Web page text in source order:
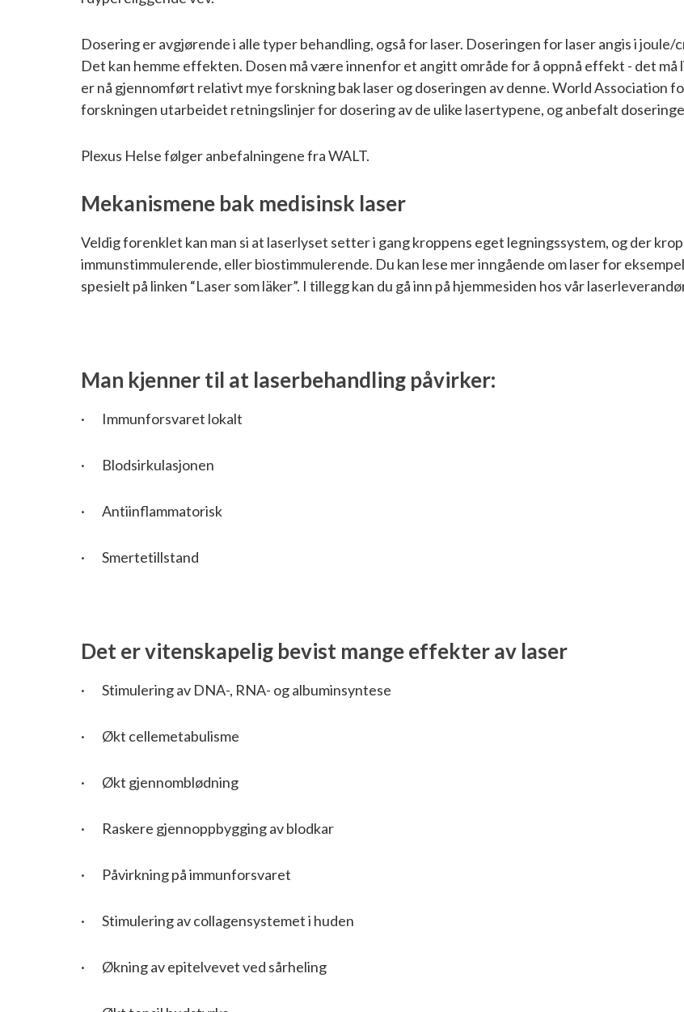
Dosering er avgjørende i alle typer behandling, også for laser. Doseringen for laser angis i joule/
Det kan hemme effekten. Dosen må være innenfor et angitt område for å oppnå effekt - det
er nå gjennomført relativt mye forskning bak laser og doseringen av denne. World Association
forskningen utarbeidet retningslinjer for dosering av de ulike lasertypene, og anbefalt
Plexus Helse følger anbefalningene fra WALT.
Mekanismene bak medisinsk laser
Veldig forenklet kan man si at laserlyset setter i gang kroppens eget legningssystem, og der
immunstimmulerende, eller biostimmulerende. Du kan lese mer inngående om laser for
spesielt på linken “Laser som läker”. I tillegg kan du gå inn på hjemmesiden hos vår
Man kjenner til at laserbehandling påvirker:
· Immunforsvaret lokalt
· Blodsirkulasjonen
· Antiinflammatorisk
· Smertetillstand
Det er vitenskapelig bevist mange effekter av laser
· Stimulering av DNA-, RNA- og albuminsyntese
· Økt cellemetabulisme
· Økt gjennomblødning
· Raskere gjennoppbygging av blodkar
· Påvirkning på immunforsvaret
· Stimulering av collagensystemet i huden
· Økning av epitelvevet ved sårheling